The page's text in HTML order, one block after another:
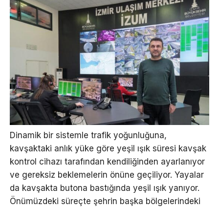
Dinamik bir sistemle trafik yoğunluğuna,
kavşaktaki anlık yüke göre yeşil ışık süresi kavşak
kontrol cihazı tarafından kendiliğinden ayarlanıyor
ve gereksiz beklemelerin önüne geçiliyor. Yayalar
da kavşakta butona bastığında yeşil ışık yanıyor.
Önümüzdeki süreçte şehrin başka bölgelerindeki